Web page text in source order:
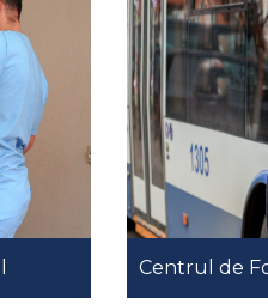
Centrul de